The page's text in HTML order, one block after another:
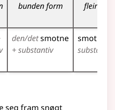
bunden form fleirtal
den/detsmotne
+ substantiv
smotne
substantiv
seg fram snøgt